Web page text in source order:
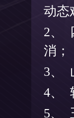
动态
2、
消；
3、
4、
5、